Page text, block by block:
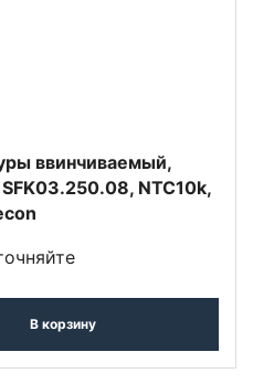
ввинчиваемый,
NTC10k,
В корзину